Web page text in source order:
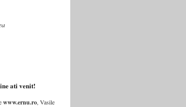
ati venit!
www.ernu.ro, Vasile